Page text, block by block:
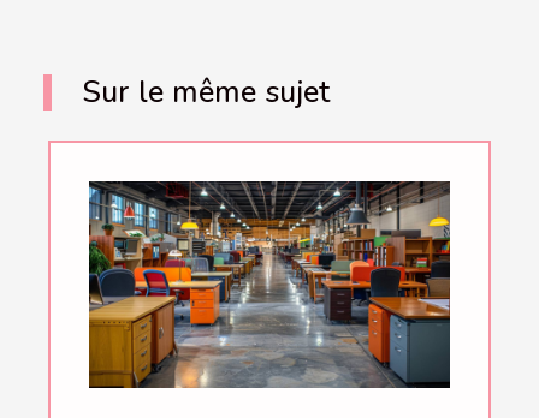
Sur le même sujet